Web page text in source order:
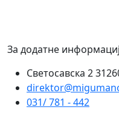
За додатне
Светосавска 2
031/ 781 - 442